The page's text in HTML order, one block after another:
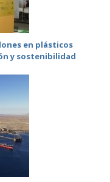
en plásticos
y sostenibilidad